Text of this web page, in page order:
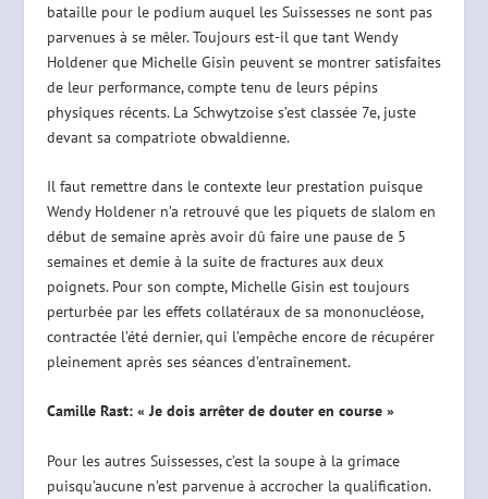
bataille pour le podium auquel les Suissesses ne sont pas
parvenues à se mêler. Toujours est-il que tant Wendy
Holdener que Michelle Gisin peuvent se montrer satisfaites
de leur performance, compte tenu de leurs pépins
physiques récents. La Schwytzoise s’est classée 7e, juste
devant sa compatriote obwaldienne.
Il faut remettre dans le contexte leur prestation puisque
Wendy Holdener n’a retrouvé que les piquets de slalom en
début de semaine après avoir dû faire une pause de 5
semaines et demie à la suite de fractures aux deux
poignets. Pour son compte, Michelle Gisin est toujours
perturbée par les effets collatéraux de sa mononucléose,
contractée l’été dernier, qui l’empêche encore de récupérer
pleinement après ses séances d’entraînement.
Camille Rast: « Je dois arrêter de douter en course »
Pour les autres Suissesses, c’est la soupe à la grimace
puisqu’aucune n’est parvenue à accrocher la qualification.